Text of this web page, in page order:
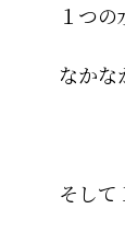
１つ
なかな
そして